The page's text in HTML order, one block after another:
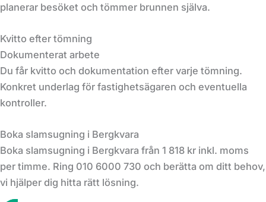
planerar besöket och tömmer brunnen själva.
Kvitto efter tömning
Dokumenterat arbete
Du får kvitto och dokumentation efter varje tömning.
Konkret underlag för fastighetsägaren och eventuella
kontroller.
Boka slamsugning i Bergkvara
Boka slamsugning i Bergkvara från 1 818 kr inkl. moms
per timme. Ring 010 6000 730 och berätta om ditt behov,
vi hjälper dig hitta rätt lösning.